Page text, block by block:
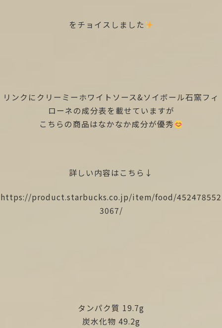
をチョイスしました
リンクにクリーミーホワイトソース&ソイボール石窯フィ
ローネの成分表を載せていますが
こちらの商品はなかなか成分が優秀
詳しい内容はこちら↓
https://product.starbucks.co.jp/item/food/452478552
3067/
タンパク質 19.7g
炭水化物 49.2g